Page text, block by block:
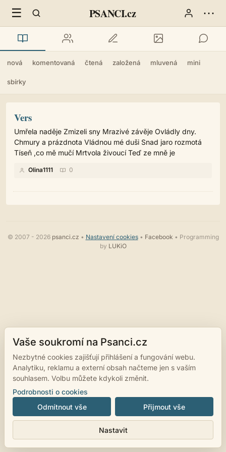
☰ PSANCI.cz ⋯
nová komentovaná čtená založená mluvená mini
sbírky
Vers
Umřela naděje Zmizeli sny Mrazivé závěje Ovládly dny.
Chmury a prázdnota Vládnou mé duši Snad jaro rozmotá
Tíseň ,co mě mučí Mrtvola živoucí Teď ze mně je
Olina1111 0
© 2007 - 2026 psanci.cz • Nastavení cookies• Facebook • Programming
by LUKiO
Vaše soukromí na Psanci.cz
Nezbytné cookies zajišťují přihlášení a fungování webu.
Analytiku, reklamu a externí obsah načteme jen s vaším
souhlasem. Volbu můžete kdykoli změnit.
Podrobnosti o cookies
Odmítnout vše
Nastavit
Přijmout vše